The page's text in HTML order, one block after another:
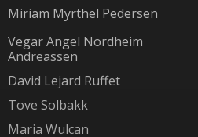
Miriam Myrthel Pedersen
Vegar Angel Nordheim
Andreassen
David Lejard Ruffet
Tove Solbakk
Maria Wulcan